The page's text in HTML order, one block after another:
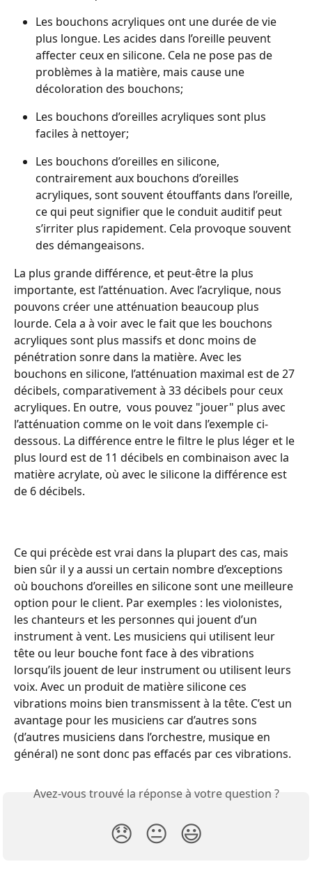
Les bouchons acryliques ont une durée de vie
plus longue. Les acides dans l’oreille peuvent
affecter ceux en silicone. Cela ne pose pas de
problèmes à la matière, mais cause une
décoloration des bouchons;
Les bouchons d’oreilles acryliques sont plus
faciles à nettoyer;
Les bouchons d’oreilles en silicone,
contrairement aux bouchons d’oreilles
acryliques, sont souvent étouffants dans l’oreille,
ce qui peut signifier que le conduit auditif peut
s’irriter plus rapidement. Cela provoque souvent
des démangeaisons.
La plus grande différence, et peut-être la plus
importante, est l’atténuation. Avec l’acrylique, nous
pouvons créer une atténuation beaucoup plus
lourde. Cela a à voir avec le fait que les bouchons
acryliques sont plus massifs et donc moins de
pénétration sonre dans la matière. Avec les
bouchons en silicone, l’atténuation maximal est de 27
décibels, comparativement à 33 décibels pour ceux
acryliques. En outre,  vous pouvez "jouer" plus avec
l’atténuation comme on le voit dans l’exemple ci-
dessous. La différence entre le filtre le plus léger et le
plus lourd est de 11 décibels en combinaison avec la
matière acrylate, où avec le silicone la différence est
de 6 décibels.
Ce qui précède est vrai dans la plupart des cas, mais
bien sûr il y a aussi un certain nombre d’exceptions
où bouchons d’oreilles en silicone sont une meilleure
option pour le client. Par exemples : les violonistes,
les chanteurs et les personnes qui jouent d’un
instrument à vent. Les musiciens qui utilisent leur
tête ou leur bouche font face à des vibrations
lorsqu’ils jouent de leur instrument ou utilisent leurs
voix. Avec un produit de matière silicone ces
vibrations moins bien transmissent à la tête. C’est un
avantage pour les musiciens car d’autres sons
(d’autres musiciens dans l’orchestre, musique en
général) ne sont donc pas effacés par ces vibrations.
Avez-vous trouvé la réponse à votre question ?
😞 😐 😃